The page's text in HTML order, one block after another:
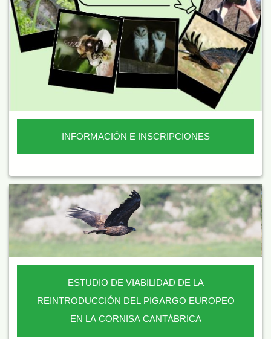
INFORMACIÓN E INSCRIPCIONES
ESTUDIO DE VIABILIDAD DE LA
REINTRODUCCIÓN DEL PIGARGO EUROPEO
EN LA CORNISA CANTÁBRICA